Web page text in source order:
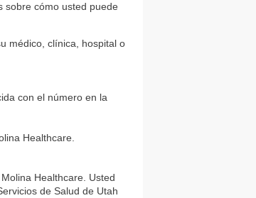
sobre cómo usted puede
médico, clínica, hospital o
con el número en la
Healthcare.
Healthcare. Usted
de Salud de Utah